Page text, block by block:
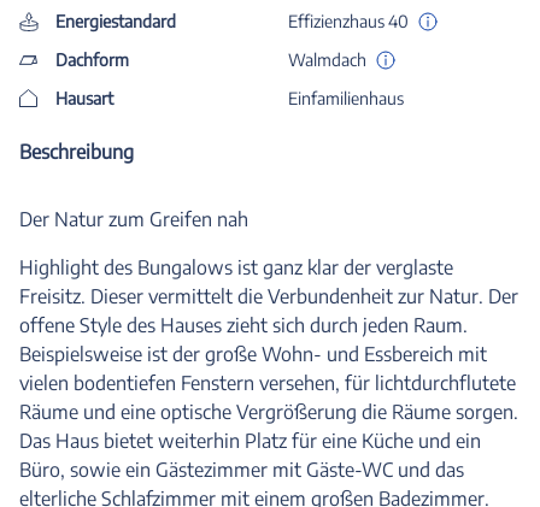
Energiestandard
Effizienzhaus 40
Dachform
Walmdach
Hausart
Einfamilienhaus
Beschreibung
Der Natur zum Greifen nah
Highlight des Bungalows ist ganz klar der verglaste
Freisitz. Dieser vermittelt die Verbundenheit zur Natur. Der
offene Style des Hauses zieht sich durch jeden Raum.
Beispielsweise ist der große Wohn- und Essbereich mit
vielen bodentiefen Fenstern versehen, für lichtdurchflutete
Räume und eine optische Vergrößerung die Räume sorgen.
Das Haus bietet weiterhin Platz für eine Küche und ein
Büro, sowie ein Gästezimmer mit Gäste-WC und das
elterliche Schlafzimmer mit einem großen Badezimmer.